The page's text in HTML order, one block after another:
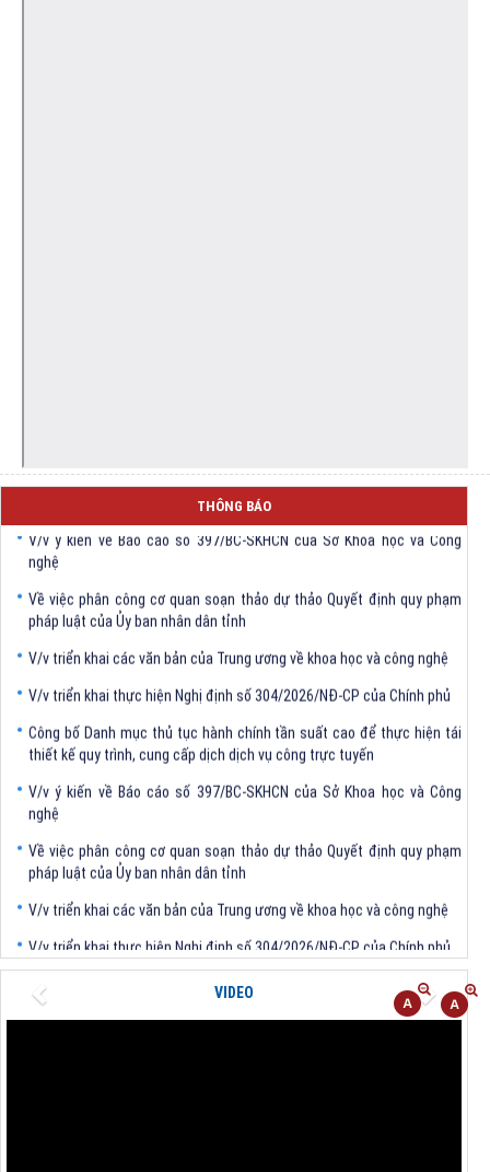
THÔNG BÁO
thiết kế quy trình, cung cấp dịch dịch vụ công trực tuyến
V/v ý kiến về Báo cáo số 397/BC-SKHCN của Sở Khoa học và Công
nghệ
pháp luật của Ủy ban nhân dân tỉnh
thiết kế quy trình, cung cấp dịch dịch vụ công trực tuyến
nghệ
pháp luật của Ủy ban nhân dân tỉnh
VIDEO
Previous Next